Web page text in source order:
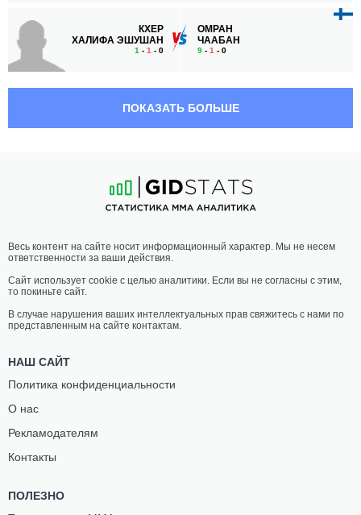
КХЕР
ХАЛИФА ЭШУШАН
1 - 1 - 0
ОМРАН
ЧААБАН
9 - 1 - 0
АЛЬ ХУССАИНИ
6-1- 1
18:30 МСК
НАИЛЕГЧАЙШИЙ ВЕС 56.7 КГ
АБДЕЛЬХАФЕЗ
ПОКАЗАТЬ БОЛЬШЕ
Весь контент на сайте носит информационный характер. Мы не несем
ответственности за ваши действия.
Сайт использует cookie с целью аналитики. Если вы не согласны с этим,
то покиньте сайт.
В случае нарушения ваших интеллектуальных прав свяжитесь с нами по
представленным на сайте контактам.
НАШ САЙТ
Политика конфиденциальности
О нас
Рекламодателям
Контакты
ПОЛЕЗНО